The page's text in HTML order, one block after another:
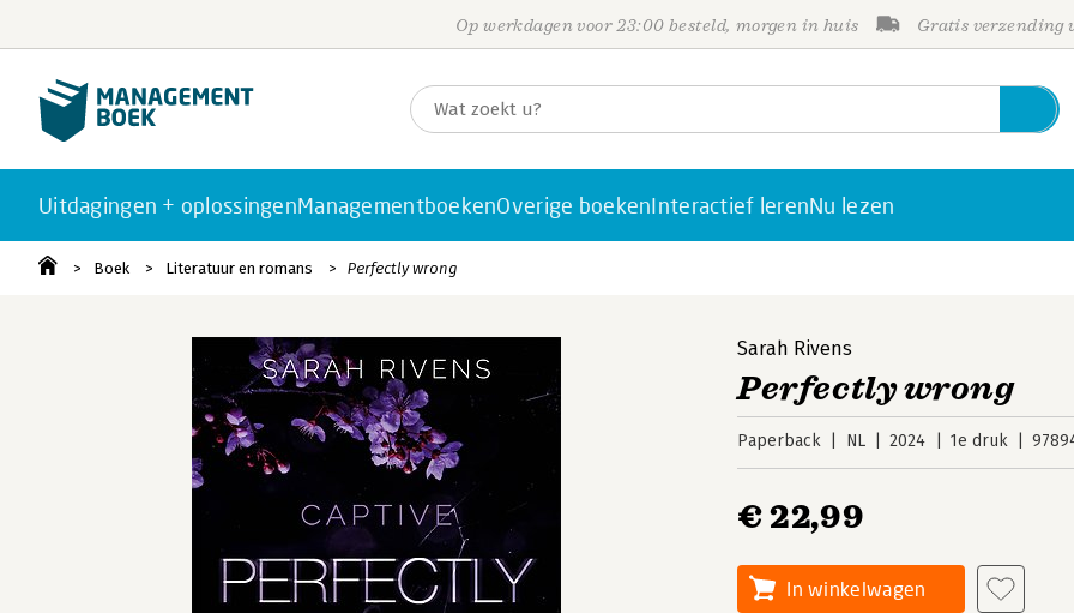
Op werkdagen voor 23:00 besteld, morgen in huis Gratis verzending
Uitdagingen + oplossingenManagementboekenOverige boekenInteractief lerenNu lezen
Boek Literatuur en romans Perfectly wrong
Sarah Rivens
Perfectly wrong
Paperback NL 2024 1e druk
€ 22,99
In winkelwagen